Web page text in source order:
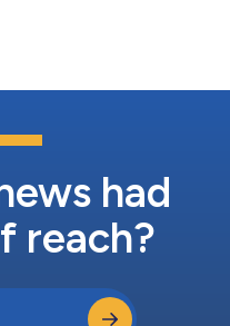
an. Die Kanzlei verbindet
einem praxisorientierten
had
reach?